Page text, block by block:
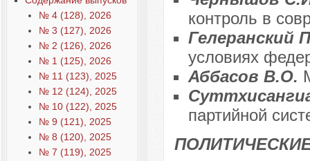
№ 4 (128), 2026
№ 3 (127), 2026
№ 2 (126), 2026
№ 1 (125), 2026
№ 11 (123), 2025
№ 12 (124), 2025
№ 10 (122), 2025
№ 9 (121), 2025
№ 8 (120), 2025
№ 7 (119), 2025
контроль в
Гелеранский
условиях
Аббасов В.О.
партийной